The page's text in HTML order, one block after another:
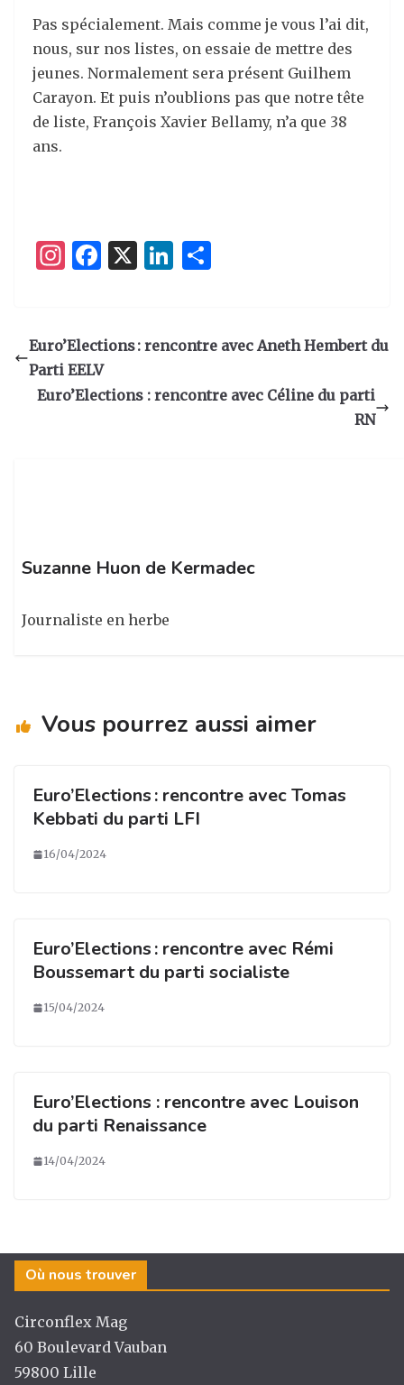
Pas spécialement. Mais comme je vous l’ai dit,
nous, sur nos listes, on essaie de mettre des
jeunes. Normalement sera présent Guilhem
Carayon. Et puis n’oublions pas que notre tête
de liste, François Xavier Bellamy, n’a que 38
ans.
I
a
g
ra
F
e
b
o
X
Li
e
n
g
Euro’Elections : rencontre avec Aneth Hembert du
Parti EELV
Euro’Elections : rencontre avec Céline du parti
RN
Suzanne Huon de Kermadec
Journaliste en herbe
Vous pourrez aussi aimer
Euro’Elections : rencontre avec Tomas
Kebbati du parti LFI
16/04/2024
Euro’Elections : rencontre avec Rémi
Boussemart du parti socialiste
15/04/2024
Euro’Elections : rencontre avec Louison
du parti Renaissance
14/04/2024
Où nous trouver
Circonflex Mag
60 Boulevard Vauban
59800 Lille